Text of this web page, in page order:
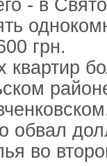
- в
грн.
квартир
обвал
во